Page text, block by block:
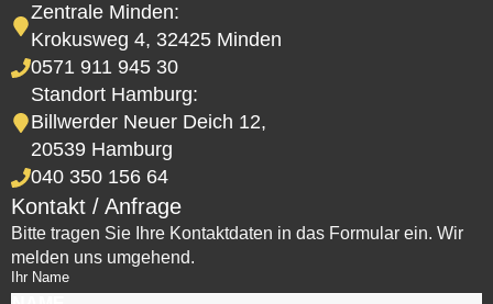
Zentrale Minden:
Krokusweg 4, 32425 Minden
0571 911 945 30
Standort Hamburg:
Billwerder Neuer Deich 12,
20539 Hamburg
040 350 156 64
Kontakt / Anfrage
Bitte tragen Sie Ihre Kontaktdaten in das Formular ein. Wir
melden uns umgehend.
Ihr Name